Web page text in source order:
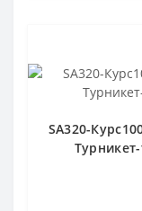
SA320-